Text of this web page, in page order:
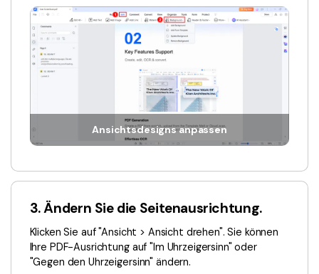
Finanzen
Regierung
Veröffentlichung
Alle PDF-Funktionen
Sehen Sie, was unsere Nutzer sagen.
Kostenlose PDF-Vorlagen
Bearbeiten, Drucken und Anpassen von kostenlosen Vorlagen.
PDF-Wissen
PDF-bezogene Informationen, die Sie benötigen.
Download-Zentrum
Laden Sie die leistungsstärksten und einfachsten PDF-Tools
Ansichtsdesigns anpassen
3. Ändern Sie die Seitenausrichtung.
Klicken Sie auf "Ansicht > Ansicht drehen". Sie können
Ihre PDF-Ausrichtung auf "Im Uhrzeigersinn" oder
"Gegen den Uhrzeigersinn" ändern.